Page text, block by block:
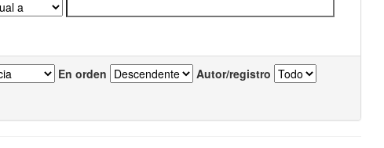
En orden Autor/registro